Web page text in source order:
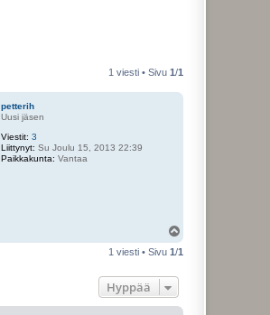
1 viesti • Sivu 1/1
petterih
Uusi jäsen
Viestit: 3
Liittynyt: Su Joulu 15, 2013 22:39
Paikkakunta: Vantaa
ö
1 viesti • Sivu 1/1
Hyppää